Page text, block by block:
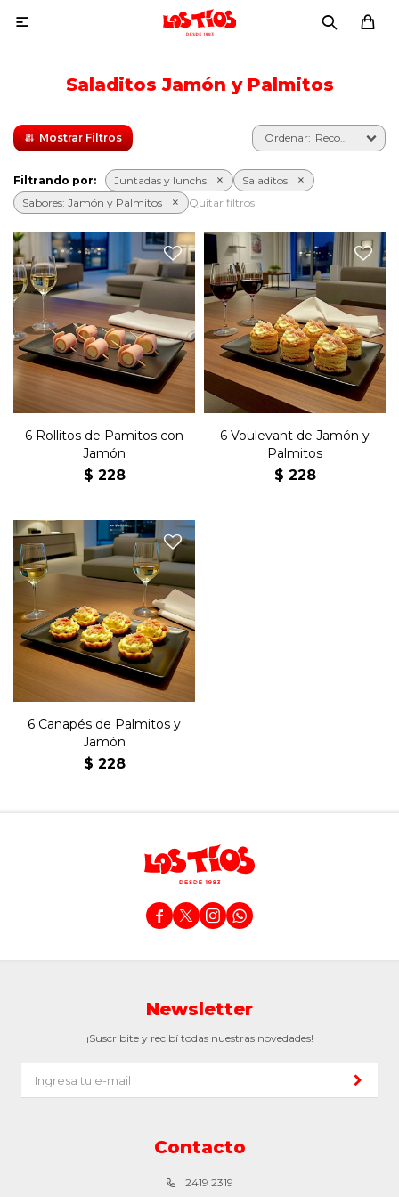

Saladitos Jamón y Palmitos
Recomendados
Filtrando por: Juntadas y lunchs
Saladitos
Sabores: Jamón y Palmitos Quitar filtros
Seis bocaditos de palmitos
envueltos en jamón.
6 Rollitos de Pamitos con
Jamón
$ 228
Seis pastelillos de origen
francés de masa hojaldrada
con jamón y palmitos.
6 Voulevant de Jamón y
Palmitos
$ 228
Seis canastitas de masa con
palmitos y jamón.
6 Canapés de Palmitos y
Jamón
$ 228
   
Contacto
2419 2319
Newsletter
¡Suscribite y recibí todas nuestras novedades!